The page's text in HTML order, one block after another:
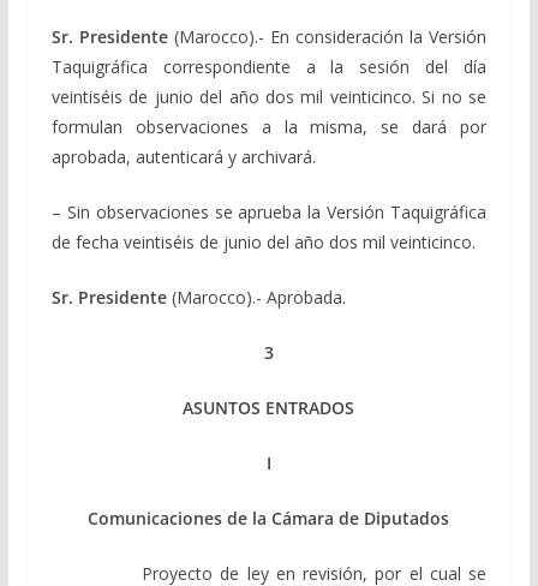
Sr. Presidente(Marocco).- En consideración la Versión
Taquigráfica correspondiente a la sesión del día
veintiséis de junio del año dos mil veinticinco. Si no se
formulan observaciones a la misma, se dará por
aprobada, autenticará y archivará.
– Sin observaciones se aprueba la Versión Taquigráfica
de fecha veintiséis de junio del año dos mil veinticinco.
Sr. Presidente(Marocco).- Aprobada.
3
ASUNTOS ENTRADOS
I
Comunicaciones de la Cámara de Diputados
Proyecto de ley en revisión, por el cual se